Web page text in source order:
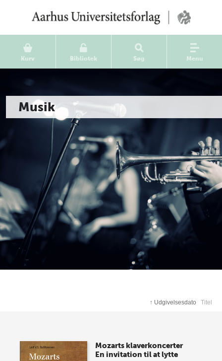
Kurv Bibliotek Søg Menu
Musik
↑ Udgivelsesdato Titel
Mozarts klaverkoncerter
En invitation til at lytte